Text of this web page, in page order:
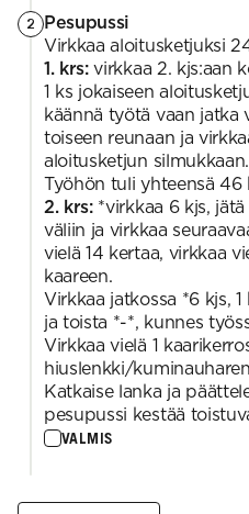
2 Pesupussi
Virkkaa aloitusketjuksi
1. krs:virkkaa 2. kjs:aan
1 ks jokaiseen
käännä työtä vaan jatka
toiseen reunaan ja
aloitusketjun
Työhön tuli yhteensä 46
2. krs: *virkkaa 6 kjs,
väliin ja virkkaa
vielä 14 kertaa, virkkaa
kaareen.
Virkkaa jatkossa *6 kjs,
ja toista *-*, kunnes
Virkkaa vielä 1
hiuslenkki/
Katkaise lanka ja
pesupussi kestää
VALMIS